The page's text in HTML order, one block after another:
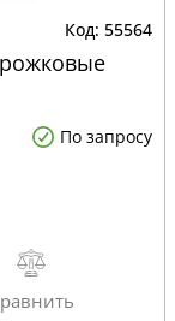
55564
По запросу